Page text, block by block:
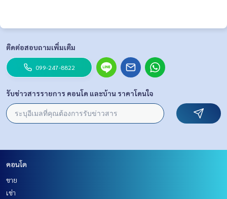
ติดต่อสอบถามเพิ่มเติม
099-247-8822
รับข่าวสารรายการ คอนโด และบ้าน ราคาโดนใจ
คอนโด
ขาย
เช่า